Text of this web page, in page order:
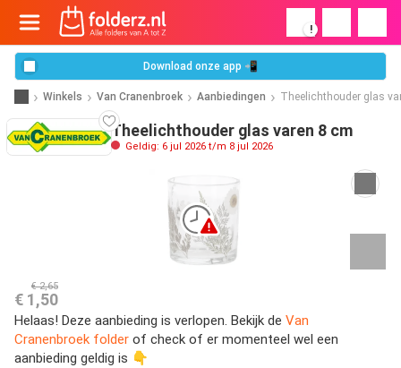
!
Download onze app 📲
Winkels Van Cranenbroek Aanbiedingen Theelichthouder glas
Theelichthouder glas varen 8 cm
Geldig: 6 jul 2026 t/m 8 jul 2026
€ 2,65
€ 1,50
Helaas! Deze aanbieding is verlopen. Bekijk de Van
Cranenbroek folder of check of er momenteel wel een
aanbieding geldig is 👇